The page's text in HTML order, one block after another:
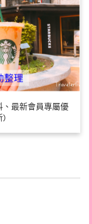
、最新會員專屬優
)